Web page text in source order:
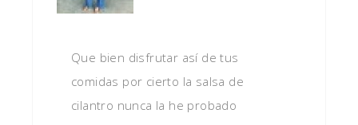
Que bien disfrutar así de tus
comidas por cierto la salsa de
cilantro nunca la he probado